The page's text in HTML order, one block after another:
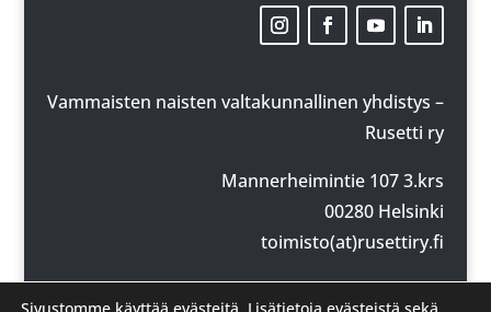
Vammaisten naisten valtakunnallinen yhdistys –
Rusetti ry
Mannerheimintie 107 3.krs
00280 Helsinki
toimisto(at)rusettiry.fi
y-tunnus: 2924154-5